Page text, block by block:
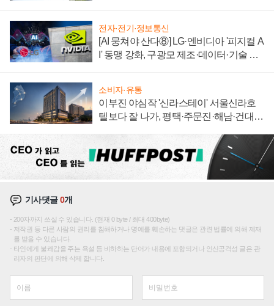
전자·전기·정보통신
[AI 뭉쳐야 산다⑧] LG·엔비디아 '피지컬 A
I' 동맹 강화, 구광모 제조·데이터·기술 결
소비자·유통
이부진 야심작 '신라스테이' 서울신라호
텔보다 잘 나가, 평택·주문진·해남·건대로
기사댓글0개
200자까지 쓰실 수 있습니다. (현재 0 byte / 최대 400byte)
저작권 등 다른 사람의 권리를 침해하거나 명예를 훼손하는 댓글은 관련 법률에 의해 제재
를 받을 수 있습니다.
타인에게 불쾌감을 주는 욕설 등 비하하는 단어가 내용에 포함되거나 인신공격성 글은 관
리자의 판단에 의해 삭제 합니다.